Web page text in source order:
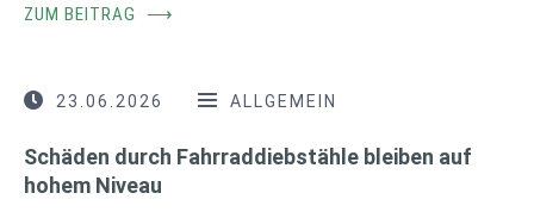
ZUM BEITRAG ⟶
23.06.2026 ALLGEMEIN
Schäden durch Fahrraddiebstähle bleiben auf
hohem Niveau